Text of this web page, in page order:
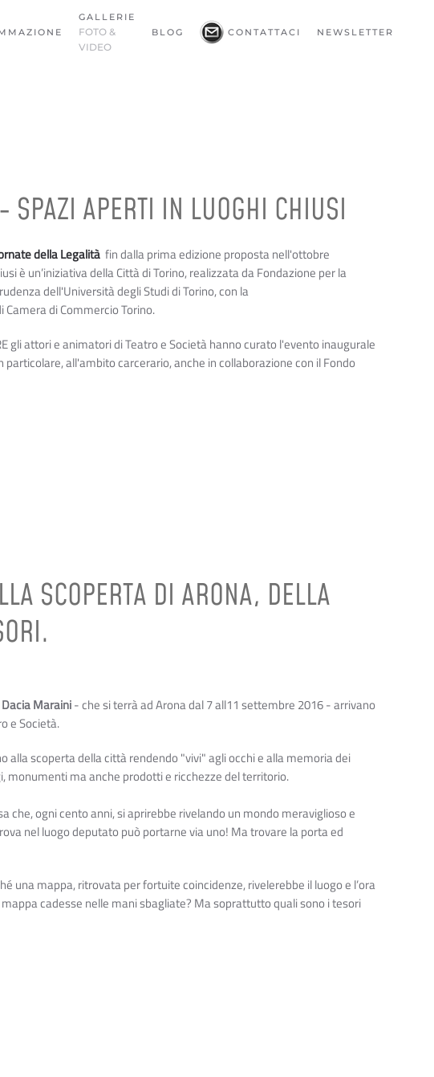
GALLERIE
FOTO &
VIDEO
BLOG CONTATTACI NEWSLETTER
SPAZI APERTI IN LUOGHI CHIUSI
della Legalità fin dalla prima edizione proposta nell'ottobre
è un’iniziativa della Città di Torino, realizzata da Fondazione per la
dell'Università degli Studi di Torino, con la
di Commercio Torino.
gli attori e animatori di Teatro e Società hanno curato l'evento inaugurale
all'ambito carcerario, anche in collaborazione con il Fondo
SCOPERTA DI ARONA, DELLA
Maraini- che si terrà ad Arona dal 7 all11 settembre 2016 - arrivano
e Società.
alla scoperta della città rendendo "vivi" agli occhi e alla memoria dei
monumenti ma anche prodotti e ricchezze del territorio.
che, ogni cento anni, si aprirebbe rivelando un mondo meraviglioso e
nel luogo deputato può portarne via uno! Ma trovare la porta ed
una mappa, ritrovata per fortuite coincidenze, rivelerebbe il luogo e l’ora
cadesse nelle mani sbagliate? Ma soprattutto quali sono i tesori